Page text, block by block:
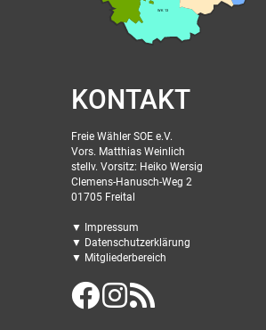
WK 13
KONTAKT
Freie Wähler SOE e.V.
Vors. Matthias Weinlich
stellv. Vorsitz: Heiko Wersig
Clemens-Hanusch-Weg 2
01705 Freital
▼ Impressum
▼ Datenschutzerklärung
▼ Mitgliederbereich